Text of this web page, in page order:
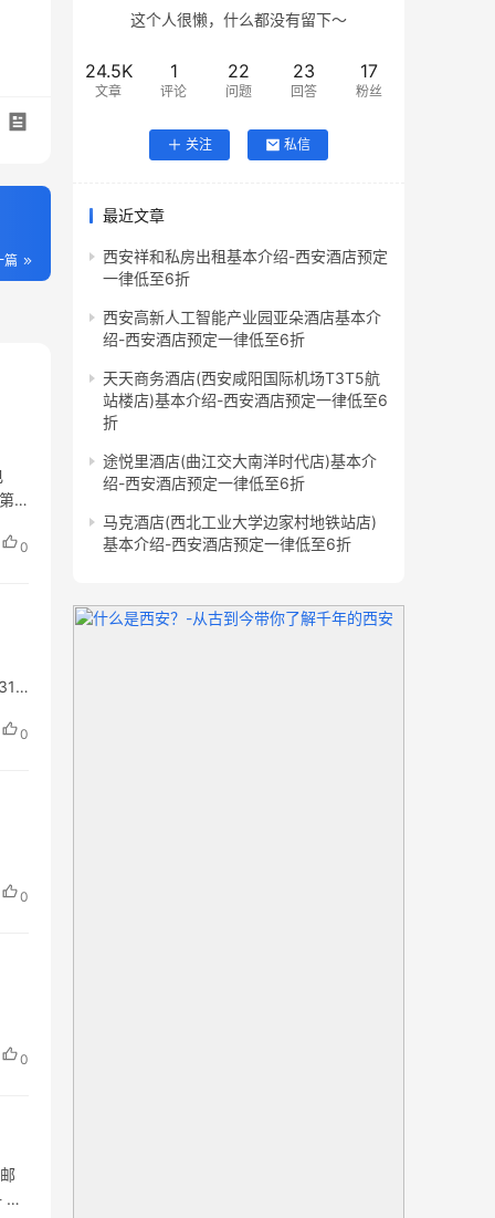
篇
0
0
0
0
经
这个人很懒，什么都没有留下～
24.5K
文章
1
评论
22
问题
23
回答
17
粉丝
关注 私信
最近文章
西安祥和私房出租基本介绍-西安酒店预定
一律低至6折
西安高新人工智能产业园亚朵酒店基本介
绍-西安酒店预定一律低至6折
天天商务酒店(西安咸阳国际机场T3T5航
站楼店)基本介绍-西安酒店预定一律低至6
折
途悦里酒店(曲江交大南洋时代店)基本介
绍-西安酒店预定一律低至6折
马克酒店(西北工业大学边家村地铁站店)
基本介绍-西安酒店预定一律低至6折